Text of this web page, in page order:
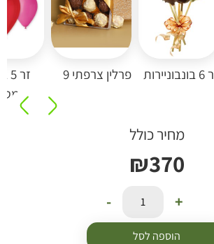
פרלין צרפתי 9
זר 5
מחיר כולל
₪370
הוספה לסל